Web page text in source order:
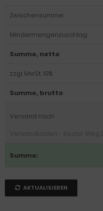
Zwischensumme:
Mindermengenzuschlag:
Summe, netto:
zzgl. MwSt. 19%:
Summe, brutto:
Versand nach
Versandkosten - Bester Weg
Summe:
AKTUALISIEREN